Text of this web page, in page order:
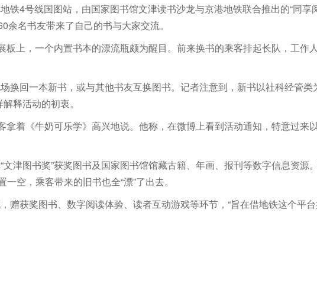
铁4号线国图站，由国家图书馆文津读书沙龙与京港地铁联合推出的“同享
名书友带来了自己的书与大家交流。
板上，一个内置书本的漂流瓶颇为醒目。前来换书的乘客排起长队，工作
换回一本新书，或与其他书友互换图书。记者注意到，新书以社科经管类
释活动的初衷。
拿着《牛奶可乐学》高兴地说。他称，在微博上看到活动通知，特意过来
津图书奖”获奖图书及国家图书馆馆藏古籍、年画、报刊等数字信息资源
空，乘客带来的旧书也全“漂”了出去。
赠获奖图书、数字阅读体验、读者互动游戏等环节，“旨在借地铁这个平